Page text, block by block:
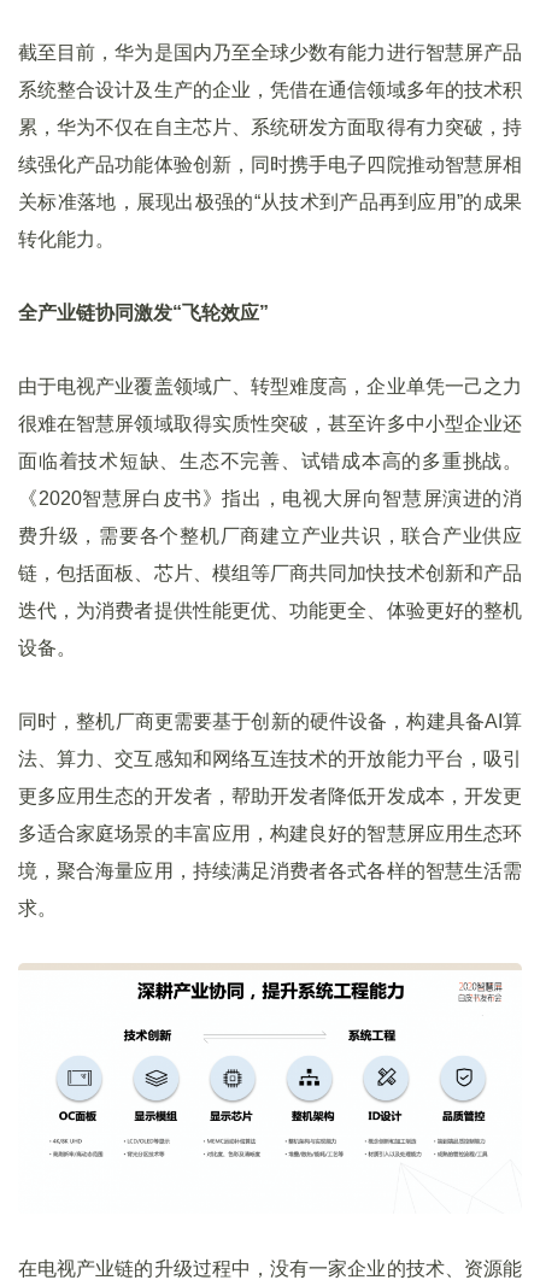
截至目前，华为是国内乃至全球少数有能力进行智慧屏产品
系统整合设计及生产的企业，凭借在通信领域多年的技术积
累，华为不仅在自主芯片、系统研发方面取得有力突破，持
续强化产品功能体验创新，同时携手电子四院推动智慧屏相
关标准落地，展现出极强的“从技术到产品再到应用”的成果
转化能力。
全产业链协同激发“飞轮效应”
由于电视产业覆盖领域广、转型难度高，企业单凭一己之力
很难在智慧屏领域取得实质性突破，甚至许多中小型企业还
面临着技术短缺、生态不完善、试错成本高的多重挑战。
《2020智慧屏白皮书》指出，电视大屏向智慧屏演进的消
费升级，需要各个整机厂商建立产业共识，联合产业供应
链，包括面板、芯片、模组等厂商共同加快技术创新和产品
迭代，为消费者提供性能更优、功能更全、体验更好的整机
设备。
同时，整机厂商更需要基于创新的硬件设备，构建具备AI算
法、算力、交互感知和网络互连技术的开放能力平台，吸引
更多应用生态的开发者，帮助开发者降低开发成本，开发更
多适合家庭场景的丰富应用，构建良好的智慧屏应用生态环
境，聚合海量应用，持续满足消费者各式各样的智慧生活需
求。
在电视产业链的升级过程中，没有一家企业的技术、资源能